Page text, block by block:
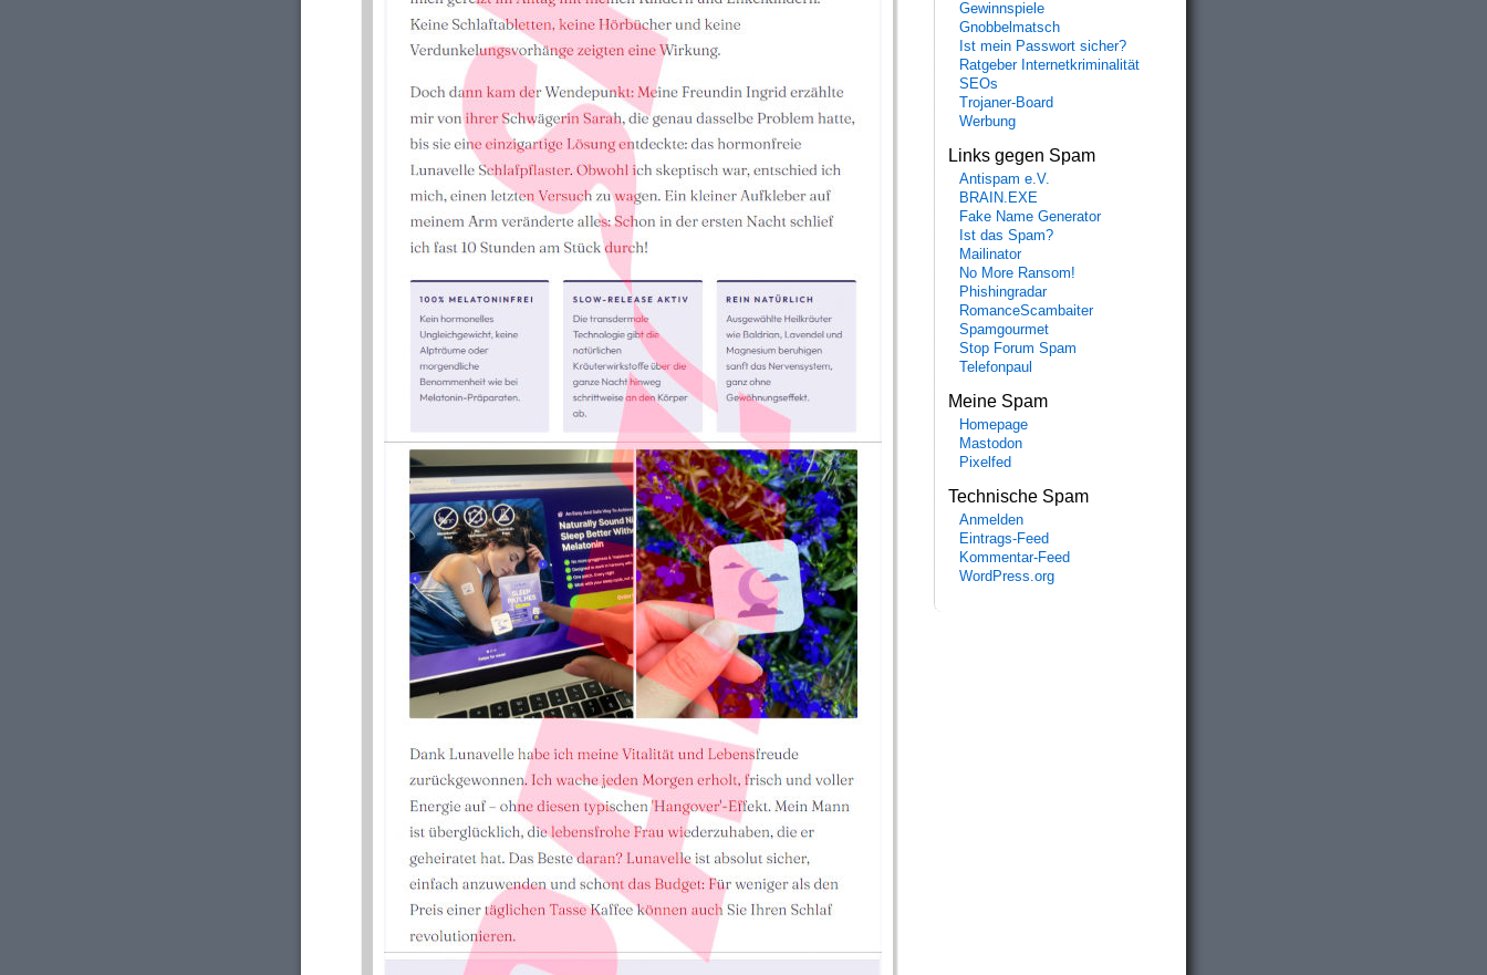
Gewinnspiele
Gnobbelmatsch
Ist mein Passwort sicher?
Ratgeber Internetkriminalität
SEOs
Trojaner-Board
Werbung
Links gegen Spam
Antispam e.V.
BRAIN.EXE
Fake Name Generator
Ist das Spam?
Mailinator
No More Ransom!
Phishingradar
RomanceScambaiter
Spamgourmet
Stop Forum Spam
Telefonpaul
Meine Spam
Homepage
Mastodon
Pixelfed
Technische Spam
Anmelden
Eintrags-Feed
Kommentar-Feed
WordPress.org